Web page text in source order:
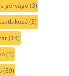
gérvágó(3)
(3)
(14)
(1)
(89)